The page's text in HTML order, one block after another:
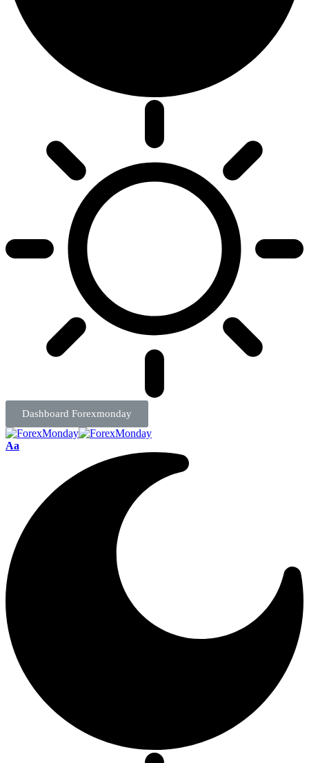
Dashboard Forexmonday
Aa